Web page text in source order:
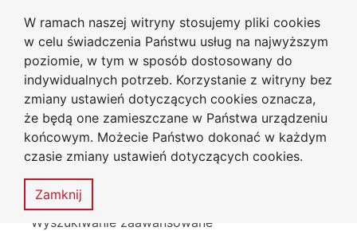
W ramach naszej witryny stosujemy pliki cookies
w celu świadczenia Państwu usług na najwyższym
poziomie, w tym w sposób dostosowany do
indywidualnych potrzeb. Korzystanie z witryny bez
zmiany ustawień dotyczących cookies oznacza,
że będą one zamieszczane w Państwa urządzeniu
końcowym. Możecie Państwo dokonać w każdym
czasie zmiany ustawień dotyczących cookies.
Zamknij
Przejdź do głównego menu
Przejdź do treści
Przejdź do wyszukiwarki
Przejdź do mapy serwisu
Uniwersytet
Jana Długosza w Częstochowie
Biuro Karier
Deklaracja
dostępności
Mapa
serwisu
MENU
Tutaj jesteś
Wyszukiwanie zaawansowane